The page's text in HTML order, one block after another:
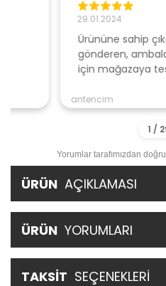
Ürününe sahip çıkan,
gönderen, ambalajı özenli
için mağazaya teşekkür
antencim
Yorumlar tarafımızdan
ÜRÜN AÇIKLAMASI
ÜRÜN YORUMLARI
TAKSİT SEÇENEKLERİ